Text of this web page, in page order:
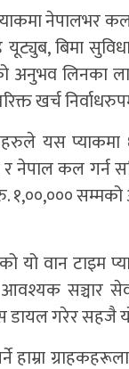
बिमा
अनुभव लिनका
खर्च
यस
र नेपाल कल गर्न
१,००,०००
वान टाइम
सञ्चार
डायल गरेर
हाम्रा